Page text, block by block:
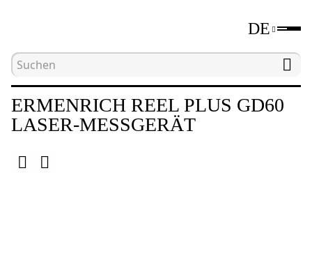
DE
Hauptseite
ERMENRICH REEL PLUS GD60
LASER-MESSGERÄT